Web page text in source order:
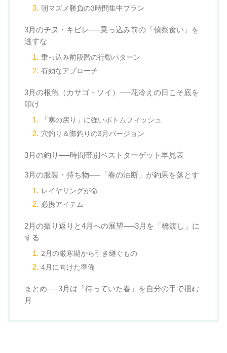
朝マズメ勝負の3時間集中プラン
3月のチヌ・キビレ──乗っ込み前の「偵察食い」を
逃すな
乗っ込み前段階の行動パターン
有効なアプローチ
3月の根魚（カサゴ・ソイ）──花冷えの日こそ底を
叩け
「寒の戻り」に強いボトムフィッシュ
穴釣り＆際釣りの3月バージョン
3月の釣り──時間帯別ベストターゲット早見表
3月の服装・持ち物──「春の油断」が釣果を落とす
レイヤリングが命
必携アイテム
2月の振り返りと4月への展望──3月を「橋渡し」に
する
2月の厳寒期から引き継ぐもの
4月に向けた準備
まとめ──3月は「待っていた春」を自分の手で掴む
月